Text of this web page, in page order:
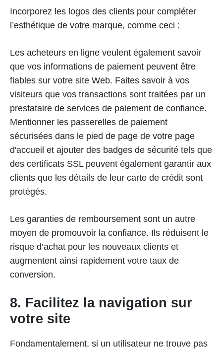
Incorporez les logos des clients pour compléter
l’esthétique de votre marque, comme ceci :
Les acheteurs en ligne veulent également savoir
que vos informations de paiement peuvent être
fiables sur votre site Web. Faites savoir à vos
visiteurs que vos transactions sont traitées par un
prestataire de services de paiement de confiance.
Mentionner les passerelles de paiement
sécurisées dans le pied de page de votre page
d'accueil et ajouter des badges de sécurité tels que
des certificats SSL peuvent également garantir aux
clients que les détails de leur carte de crédit sont
protégés.
Les garanties de remboursement sont un autre
moyen de promouvoir la confiance. Ils réduisent le
risque d’achat pour les nouveaux clients et
augmentent ainsi rapidement votre taux de
conversion.
8. Facilitez la navigation sur
votre site
Fondamentalement, si un utilisateur ne trouve pas